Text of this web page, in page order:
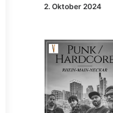
2. Oktober 2024